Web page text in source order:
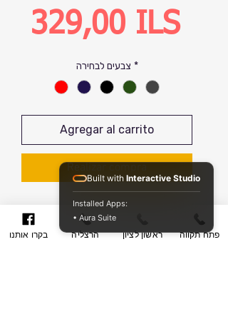
329,00 ILS
צבעים לבחירה *
Agregar al carrito
Realizar compra
Pick up the stylish and affordable
Regency luggage collection today
בקרו אותנו הרצליה ראשון לציון פתח תקווה
Built with Interactive Studio
Installed Apps:
• Aura Suite